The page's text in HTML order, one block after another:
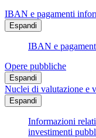
IBAN e pagamenti
Espandi
IBAN e
Opere pubbliche
Espandi
Nuclei di valutazione e
Espandi
Informazioni
investimenti